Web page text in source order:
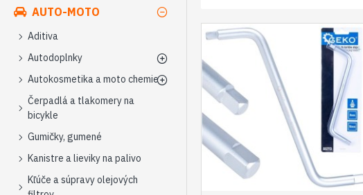
AUTO-MOTO
Aditiva
Autodoplnky
Autokosmetika a moto chemie
Čerpadlá a tlakomery na
bicykle
Gumičky, gumené
Kanistre a lieviky na palivo
Kľúče a súpravy olejových